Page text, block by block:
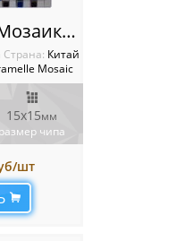
Arlecchino 3 Мозаика Caramelle mosaic
Cтрана: Китай
Mosaic
15x15мм
размер чипа
шт